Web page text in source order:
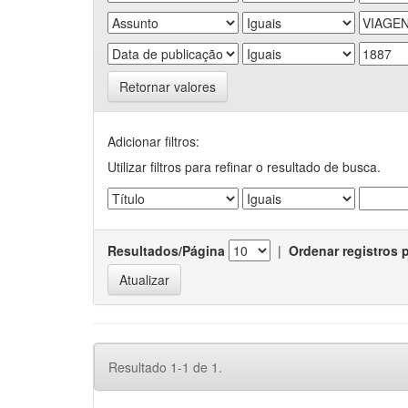
Retornar valores
Adicionar filtros:
Utilizar filtros para refinar o resultado de busca.
Resultados/Página | Ordenar registros
Resultado 1-1 de 1.